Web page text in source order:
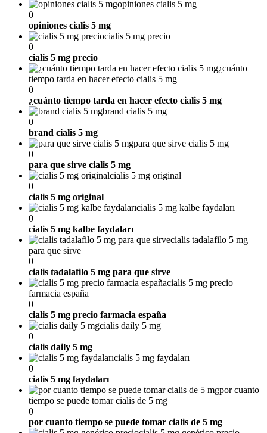
opiniones cialis 5 mg
0
opiniones cialis 5 mg
cialis 5 mg precio
0
cialis 5 mg precio
¿cuánto
tiempo tarda en hacer efecto cialis 5 mg
0
¿cuánto tiempo tarda en hacer efecto cialis 5 mg
brand cialis 5 mg
0
brand cialis 5 mg
para que sirve cialis 5 mg
0
para que sirve cialis 5 mg
cialis 5 mg original
0
cialis 5 mg original
cialis 5 mg kalbe faydaları
0
cialis 5 mg kalbe faydaları
cialis tadalafilo 5 mg
para que sirve
0
cialis tadalafilo 5 mg para que sirve
cialis 5 mg precio
farmacia españa
0
cialis 5 mg precio farmacia españa
cialis daily 5 mg
0
cialis daily 5 mg
cialis 5 mg faydaları
0
cialis 5 mg faydaları
por cuanto
tiempo se puede tomar cialis de 5 mg
0
por cuanto tiempo se puede tomar cialis de 5 mg